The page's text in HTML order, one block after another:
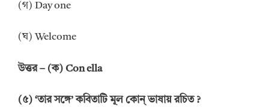
(গ) Day one
(ঘ) Welcome
উত্তর – (ক) Con ella
(৫) ‘তার সঙ্গে’ কবিতাটি মূল কোন্ ভাষায় রচিত ?